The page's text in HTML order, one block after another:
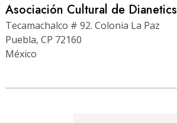
Asociación Cultural de Dianetics
Tecamachalco # 92. Colonia La Paz
Puebla, CP 72160
México